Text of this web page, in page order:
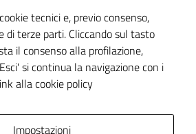
del sito
tecnici e, previo consenso,
di terze parti. Cliccando sul tasto
il consenso alla profilazione,
si continua la navigazione con i
alla cookie policy
Impostazioni
to perform
as well as
possible
during your
visit. If you
these